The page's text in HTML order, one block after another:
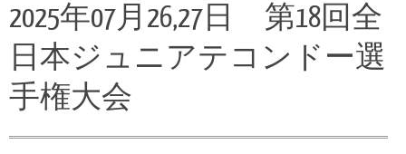
2025年07月26,27日 第18回全
日本ジュニアテコンドー選
手権大会